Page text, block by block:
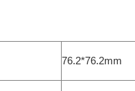
76.2*76.2mm